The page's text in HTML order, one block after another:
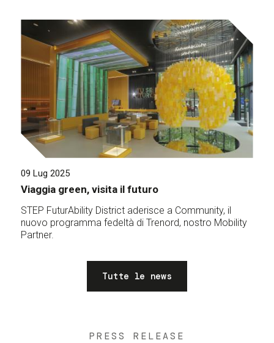
09 Lug 2025
Viaggia green, visita il futuro
STEP FuturAbility District aderisce a Community, il
nuovo programma fedeltà di Trenord, nostro Mobility
Partner.
Tutte le news
PRESS RELEASE